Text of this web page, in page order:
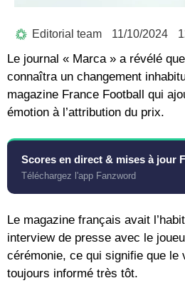
Editorial team 11/10/2024
Le journal « Marca » a révélé
connaîtra un changement
magazine France Football qui
émotion à l’attribution du prix.
Scores en direct & mises à jour
Téléchargez l'app Fanzword
Le magazine français avait
interview de presse avec le
cérémonie, ce qui signifie que le
toujours informé très tôt.